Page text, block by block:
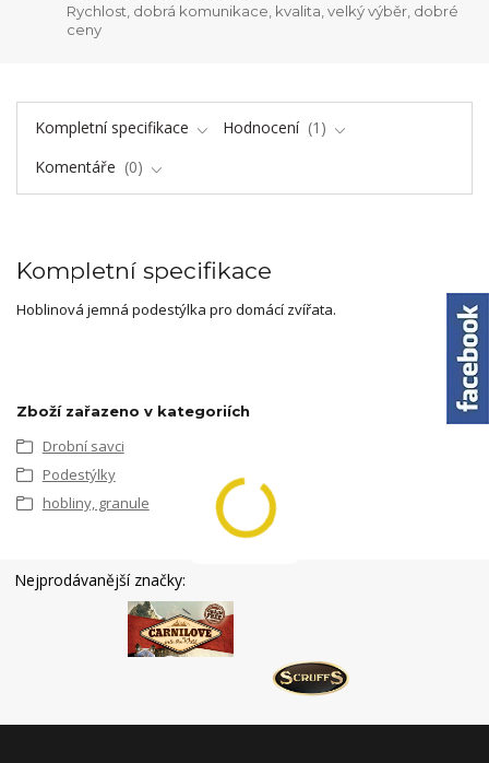
Rychlost, dobrá komunikace, kvalita, velký výběr, dobré
ceny
Kompletní specifikace Hodnocení
1
Komentáře
0
Kompletní specifikace
Hoblinová jemná podestýlka pro domácí zvířata.
Zboží zařazeno v kategoriích
Drobní savci
Podestýlky
hobliny, granule
Nejprodávanější značky: